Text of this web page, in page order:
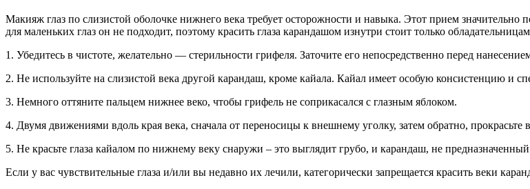
Макияж глаз по слизистой оболочке нижнего века требует осторожности и навыка. Этот прием
для маленьких глаз он не подходит, поэтому красить глаза карандашом изнутри стоит только
1. Убедитесь в чистоте, желательно — стерильности грифеля. Заточите его непосредственно перед
2. Не используйте на слизистой века другой карандаш, кроме кайала. Кайал имеет особую консистенцию и
3. Немного оттяните пальцем нижнее веко, чтобы грифель не соприкасался с глазным яблоком.
4. Двумя движениями вдоль края века, сначала от переносицы к внешнему уголку, затем обратно, прокрасьте
5. Не красьте глаза кайалом по нижнему веку снаружи – это выглядит грубо, и карандаш, не
Если у вас чувствительные глаза и/или вы недавно их лечили, категорически запрещается красить веки